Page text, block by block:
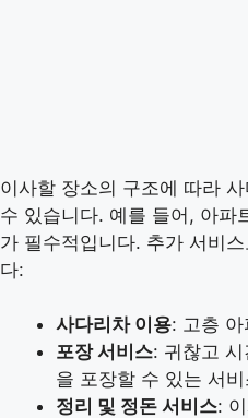
이사할 장소의 구조에 따라
수 있습니다. 예를 들어, 아파
가 필수적입니다. 추가 서비
다:
사다리차 이용: 고층
포장 서비스: 귀찮고
을 포장할 수 있는 서
정리 및 정돈 서비스: